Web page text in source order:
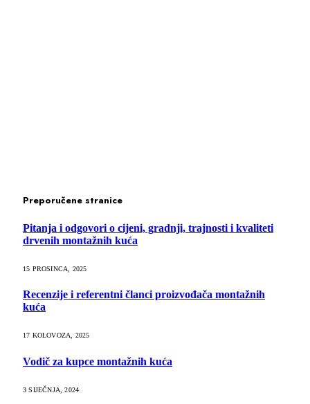
Preporučene stranice
Pitanja i odgovori o cijeni, gradnji, trajnosti i kvaliteti
drvenih montažnih kuća
15 PROSINCA, 2025
Recenzije i referentni članci proizvođača montažnih
kuća
17 KOLOVOZA, 2025
Vodič za kupce montažnih kuća
3 SIJEČNJA, 2024